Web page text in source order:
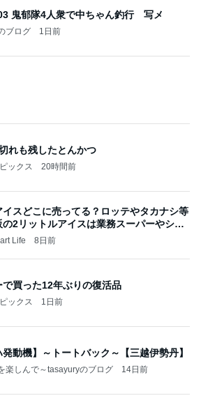
20260803 鬼郁隊4人衆で中ちゃん釣行 写メ
ブログ 1日前
れも残したとんかつ
ックス 20時間前
イスどこに売ってる？ロッテやタカナシ等
の2リットルアイスは業務スーパーやシャ
Life 8日前
で買った12年ぶりの復活品
ックス 1日前
発動機】～トートバック～【三越伊勢丹】
楽しんで～tasayuryのブログ 14日前